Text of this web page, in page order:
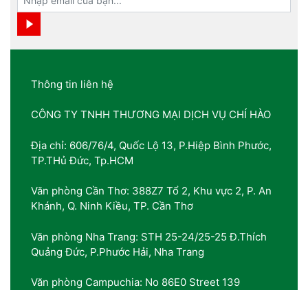
Thông tin liên hệ
CÔNG TY TNHH THƯƠNG MẠI DỊCH VỤ CHÍ HÀO
Địa chỉ: 606/76/4, Quốc Lộ 13, P.Hiệp Bình Phước,
TP.THủ Đức, Tp.HCM
Văn phòng Cần Thơ: 388Z7 Tổ 2, Khu vực 2, P. An
Khánh, Q. Ninh Kiều, TP. Cần Thơ
Văn phòng Nha Trang: STH 25-24/25-25 Đ.Thích
Quảng Đức, P.Phước Hải, Nha Trang
Văn phòng Campuchia: No 86E0 Street 139